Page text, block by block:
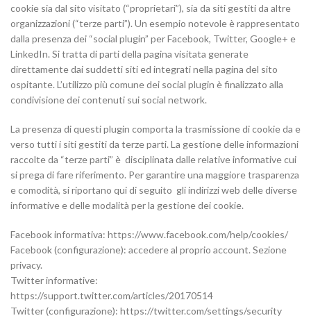
cookie sia dal sito visitato (“proprietari”), sia da siti gestiti da altre
organizzazioni (“terze parti”). Un esempio notevole è rappresentato
dalla presenza dei “social plugin” per Facebook, Twitter, Google+ e
LinkedIn. Si tratta di parti della pagina visitata generate
direttamente dai suddetti siti ed integrati nella pagina del sito
ospitante. L’utilizzo più comune dei social plugin è finalizzato alla
condivisione dei contenuti sui social network.
La presenza di questi plugin comporta la trasmissione di cookie da e
verso tutti i siti gestiti da terze parti. La gestione delle informazioni
raccolte da “terze parti” è disciplinata dalle relative informative cui
si prega di fare riferimento. Per garantire una maggiore trasparenza
e comodità, si riportano qui di seguito gli indirizzi web delle diverse
informative e delle modalità per la gestione dei cookie.
Facebook informativa: https://www.facebook.com/help/cookies/
Facebook (configurazione): accedere al proprio account. Sezione
privacy.
Twitter informative:
https://support.twitter.com/articles/20170514
Twitter (configurazione): https://twitter.com/settings/security